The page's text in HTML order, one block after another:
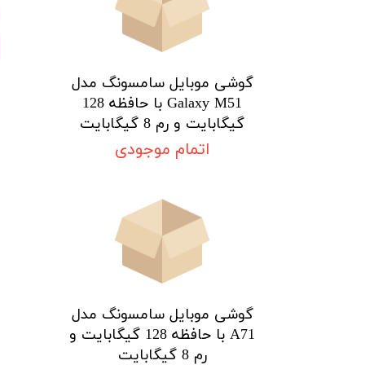
★★★★★
گوشی موبایل سامسونگ مدل
Galaxy M51 با حافظه 128
گیگابایت و رم 8 گیگابایت
اتمام موجودی
گوشی موبایل سامسونگ مدل
A71 با حافظه 128 گیگابایت و
رم 8 گیگابایت